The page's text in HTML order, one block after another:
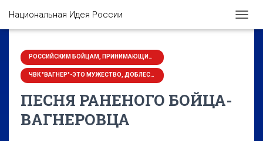
Национальная Идея России
ПЕСНЯ РАНЕНОГО БОЙЦА-
ВАГНЕРОВЦА
РОССИЙСКИМ БОЙЦАМ, ПРИНИМАЮЩИМ УЧАСТИЕ В СВО НА УКРАИНЕ ПОСВЯЩАЕТСЯ
ЧВК "ВАГНЕР"-ЭТО МУЖЕСТВО, ДОБЛЕСТЬ, ГЕРОЙСТВО И... ВЕЖЛИВОСТЬ